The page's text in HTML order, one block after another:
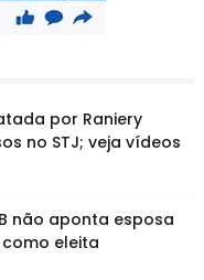
por Raniery
no STJ; veja vídeos
não aponta esposa
eleita